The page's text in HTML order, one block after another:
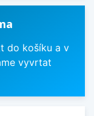
do košíku a v
vyvrtat